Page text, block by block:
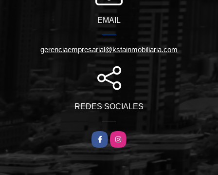
EMAIL
gerenciaempresarial@kstainmobiliaria.com
REDES SOCIALES
FacebookInstagram